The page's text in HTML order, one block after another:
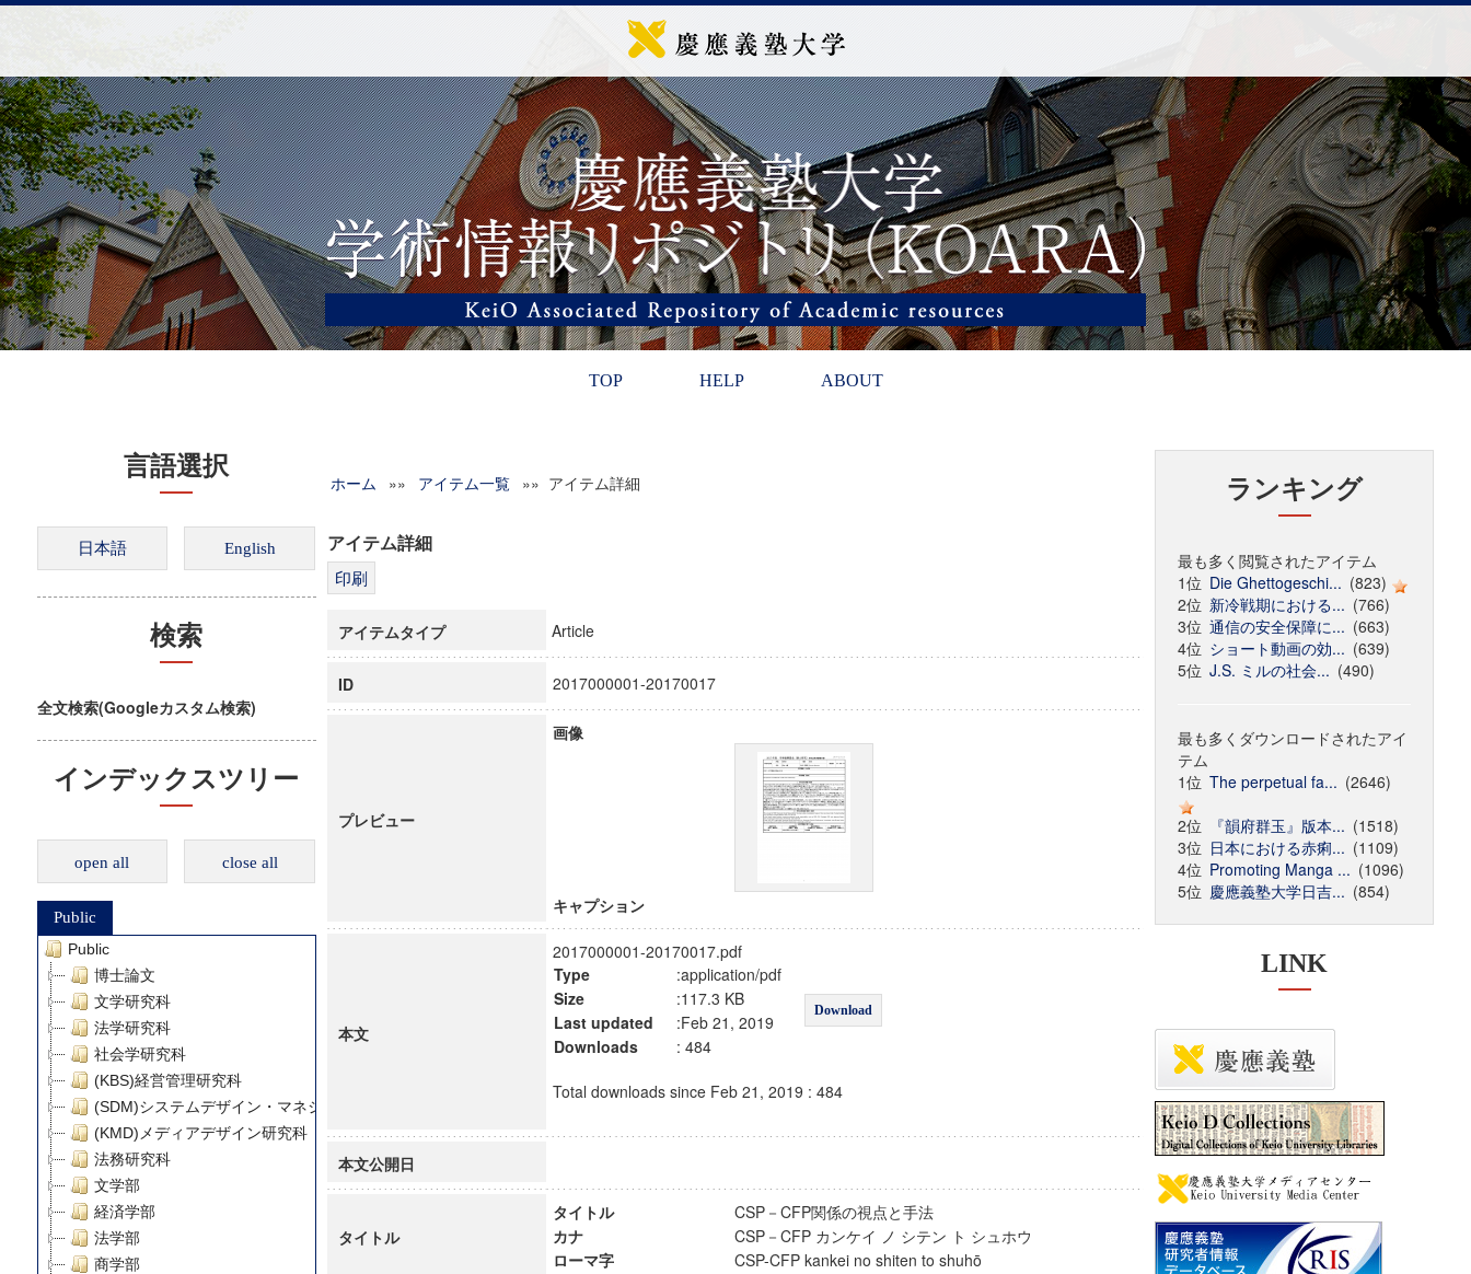
TOP HELP ABOUT
言語選択
検索
全文検索(Googleカスタム検索)
インデックスツリー
open all close all
Public
Public
博士論文
文学研究科
法学研究科
社会学研究科
(KBS)経営管理研究科
(SDM)システムデザイン・マネジメント研究科
(KMD)メディアデザイン研究科
法務研究科
文学部
経済学部
法学部
商学部
ホーム »» アイテム一覧 »» アイテム詳細
アイテム詳細
アイテムタイプ Article
ID 2017000001-20170017
プレビュー
画像
キャプション
本文
2017000001-20170017.pdf
Type
:application/pdf
Download
Size
:117.3 KB
Last updated
:Feb 21, 2019
Downloads
: 484
Total downloads since Feb 21, 2019 : 484
本文公開日
タイトル
タイトル
CSP－CFP関係の視点と手法
カナ
CSP－CFP カンケイ ノ シテン ト シュホウ
ローマ字
CSP-CFP kankei no shiten to shuhō
ランキング
最も多く閲覧されたアイテム
1位 Die Ghettogeschi... (823)
2位 新冷戦期における... (766)
3位 通信の安全保障に... (663)
4位 ショート動画の効... (639)
5位 J.S. ミルの社会... (490)
最も多くダウンロードされたアイ
テム
1位 The perpetual fa... (2646)
2位
『韻府群玉』版本... (1518)
3位 日本における赤痢... (1109)
4位 Promoting Manga ... (1096)
5位 慶應義塾大学日吉... (854)
LINK